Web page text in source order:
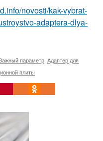
novosti/kak-vybrat-
adaptera-dlya-
параметр Адаптер для
плиты